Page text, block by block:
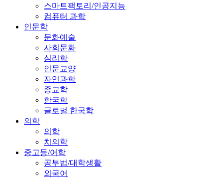
스마트팩토리/인공지능
컴퓨터 과학
인문학
문화예술
사회문화
심리학
인문교양
자연과학
종교학
한국학
글로벌 한국학
의학
의학
치의학
중고등/어학
공부법/대학생활
외국어